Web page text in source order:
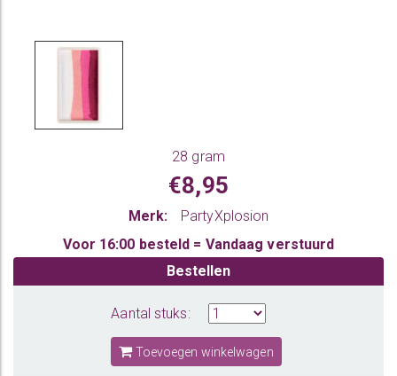
28 gram
€8,95
Merk:
PartyXplosion
Voor 16:00 besteld = Vandaag verstuurd
Bestellen
Aantal stuks:
Toevoegen winkelwagen